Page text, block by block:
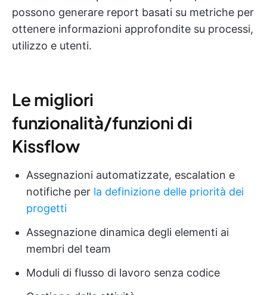
possono generare report basati su metriche per
ottenere informazioni approfondite su processi,
utilizzo e utenti.
Le migliori
funzionalità/funzioni di
Kissflow
Assegnazioni automatizzate, escalation e
notifiche per la definizione delle priorità dei
progetti
Assegnazione dinamica degli elementi ai
membri del team
Moduli di flusso di lavoro senza codice